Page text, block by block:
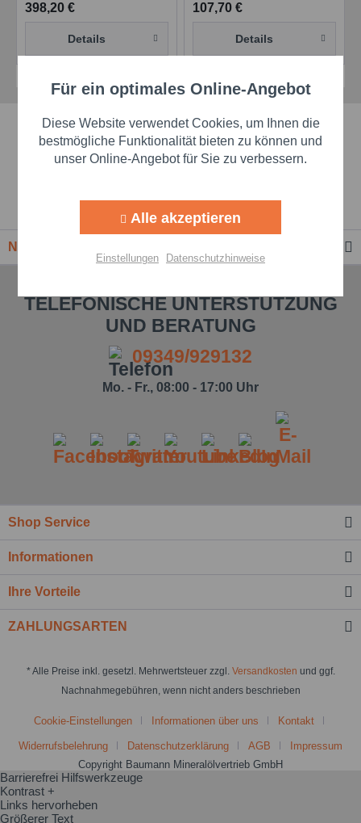
398,20 €
Details
107,70 €
Details
Schnelle Lieferzeiten
Beste Markenqualität
Premium-Händler
Newsletter
TELEFONISCHE UNTERSTÜTZUNG
UND BERATUNG
09349/929132
Mo. - Fr., 08:00 - 17:00 Uhr
Shop Service
Informationen
Ihre Vorteile
ZAHLUNGSARTEN
* Alle Preise inkl. gesetzl. Mehrwertsteuer zzgl. Versandkosten und ggf.
Nachnahmegebühren, wenn nicht anders beschrieben
Cookie-Einstellungen Informationen über uns Kontakt
Widerrufsbelehrung Datenschutzerklärung AGB
Impressum
Copyright Baumann Mineralölvertrieb GmbH
Funktionale Aktiv
Marketing Aktiv
Personalisierung Aktiv
Für ein optimales Online-Angebot
Diese Website verwendet Cookies, um Ihnen die
bestmögliche Funktionalität bieten zu können und
unser Online-Angebot für Sie zu verbessern.
Alle akzeptieren
Einstellungen Datenschutzhinweise
Barrierefrei Hilfswerkzeuge
Kontrast +
Links hervorheben
Größerer Text